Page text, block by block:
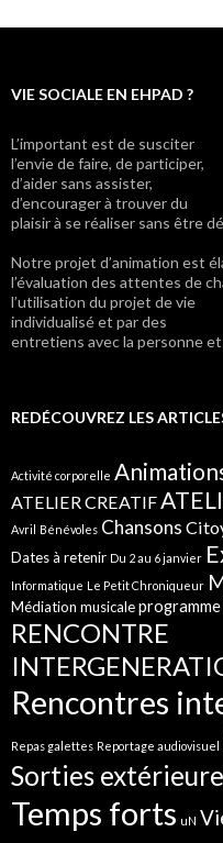
VIE SOCIALE EN EHPAD ?
L’important est de susciter
l’envie de faire, de participer,
d’aider sans assister,
d’encourager à trouver du
plaisir à se réaliser sans être
Notre projet d’animation est
l’évaluation des attentes de
l’utilisation du projet de vie
individualisé et par des
entretiens avec la personne et
REDÉCOUVREZ LES
Activité corporelle
ATELIER CREATIF
Avril Bénévoles Chansons
Dates à retenir Du 2 au 6 janvier
Informatique Le Petit Chroniqueur
Médiation musicaleprogramme
RENCONTRE
Rencontres
Repas galettes Reportage audiovisuel
Sorties
Temps forts uN